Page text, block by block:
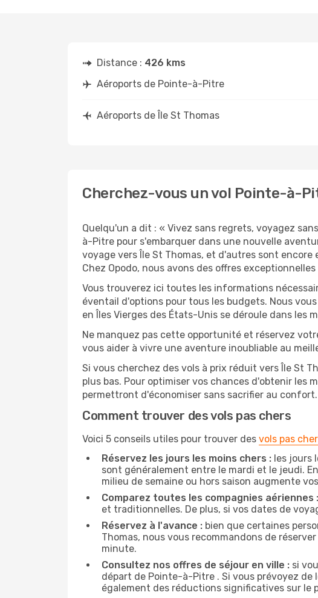
Distance : 426 kms
Aéroports de Pointe-à-Pitre
Aéroports de Île St Thomas
Cherchez-vous un vol Pointe-à-
Quelqu'un a dit : « Vivez sans regrets, voyagez
à-Pitre pour s'embarquer dans une nouvelle
voyage vers Île St Thomas, et d'autres sont
Chez Opodo, nous avons des offres
Vous trouverez ici toutes les informations
éventail d'options pour tous les budgets. Nous
en Îles Vierges des États-Unis se déroule dans les
Ne manquez pas cette opportunité et réservez
vous aider à vivre une aventure inoubliable au
Si vous cherchez des vols à prix réduit vers Île St
plus bas. Pour optimiser vos chances d'obtenir les
permettront d'économiser sans sacrifier au confort.
Comment trouver des vols pas chers
Voici 5 conseils utiles pour trouver des vols pas
Réservez les jours les moins chers : les jours
sont généralement entre le mardi et le jeudi.
milieu de semaine ou hors saison augmente
Comparez toutes les compagnies aériennes :
et traditionnelles. De plus, si vos dates de
Réservez à l'avance : bien que certaines
Thomas, nous vous recommandons de
minute.
Consultez nos offres de séjour en ville : si
départ de Pointe-à-Pitre . Si vous prévoyez de
également des réductions significatives sur le